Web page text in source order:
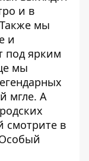
и в
мы
и
под ярким
мы
мгле. А
смотрите в